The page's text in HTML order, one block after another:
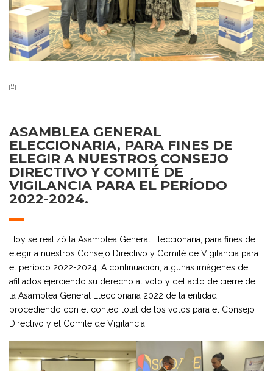
ASAMBLEA GENERAL
ELECCIONARIA, PARA FINES DE
ELEGIR A NUESTROS CONSEJO
DIRECTIVO Y COMITÉ DE
VIGILANCIA PARA EL PERÍODO
2022-2024.
Hoy se realizó la Asamblea General Eleccionaria, para fines de
elegir a nuestros Consejo Directivo y Comité de Vigilancia para
el período 2022-2024. A continuación, algunas imágenes de
afiliados ejerciendo su derecho al voto y del acto de cierre de
la Asamblea General Eleccionaria 2022 de la entidad,
procediendo con el conteo total de los votos para el Consejo
Directivo y el Comité de Vigilancia.